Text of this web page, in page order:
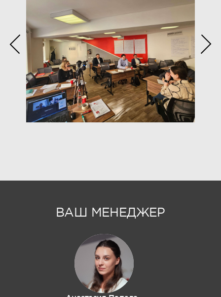
ВАШ МЕНЕДЖЕР